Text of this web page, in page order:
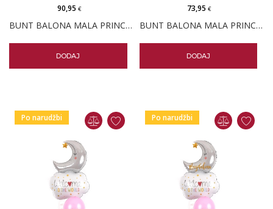
BUNT BALONA MALA PRINCEZA I VELIKI BOX CVIJEĆA
90,95 €
DODAJ
BUNT BALONA MALA PRINCEZA PERSONALIZIRANI I VELIKI BOX CVIJEĆA
73,95€
DODAJ
Po narudžbi Po narudžbi